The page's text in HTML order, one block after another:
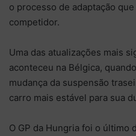
o processo de adaptação
competidor.
Uma das atualizações mais
aconteceu na Bélgica,
mudança da suspensão
carro mais estável para sua
O GP da Hungria foi o último